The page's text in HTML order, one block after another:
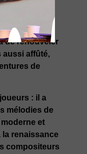
se déroulant
entre
de
de renouveler
aussi affûté,
de
: il a
mélodies de
et
la renaissance
compositeurs